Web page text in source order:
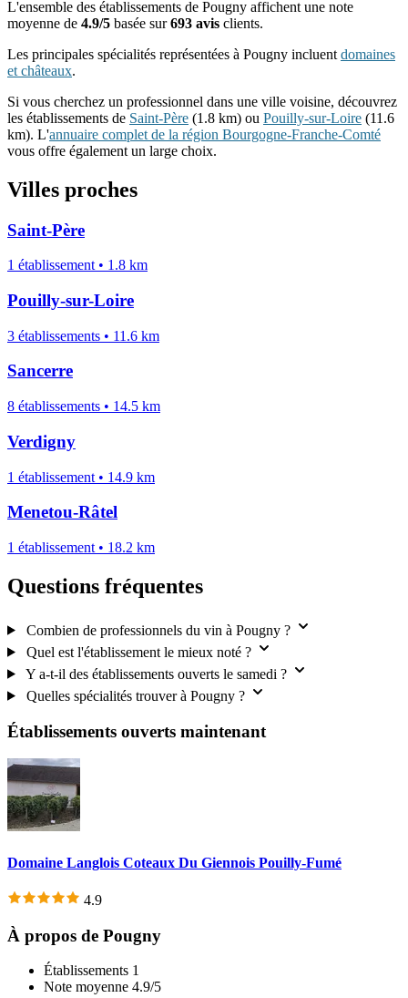
L'ensemble des établissements de Pougny affichent une note
moyenne de 4.9/5 basée sur693 avis clients.
Les principales spécialités représentées à Pougny incluent domaines
et châteaux.
Si vous cherchez un professionnel dans une ville voisine, découvrez
les établissements de Saint-Père (1.8 km) ou Pouilly-sur-Loire (11.6
km). L'annuaire complet de la région Bourgogne-Franche-Comté
vous offre également un large choix.
Villes proches
Saint-Père
1 établissement • 1.8 km
Pouilly-sur-Loire
3 établissements • 11.6 km
Sancerre
8 établissements • 14.5 km
Verdigny
1 établissement • 14.9 km
Menetou-Râtel
1 établissement • 18.2 km
Questions fréquentes
Combien de professionnels du vin à Pougny ?
Quel est l'établissement le mieux noté ?
Y a-t-il des établissements ouverts le samedi ?
Quelles spécialités trouver à Pougny ?
Établissements ouverts maintenant
Domaine Langlois Coteaux Du Giennois Pouilly-Fumé
4.9
À propos de Pougny
Établissements 1
Note moyenne 4.9/5